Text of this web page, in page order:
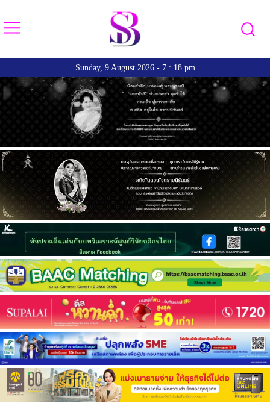
Sunday, 9 August 2026 - 7 : 18 pm